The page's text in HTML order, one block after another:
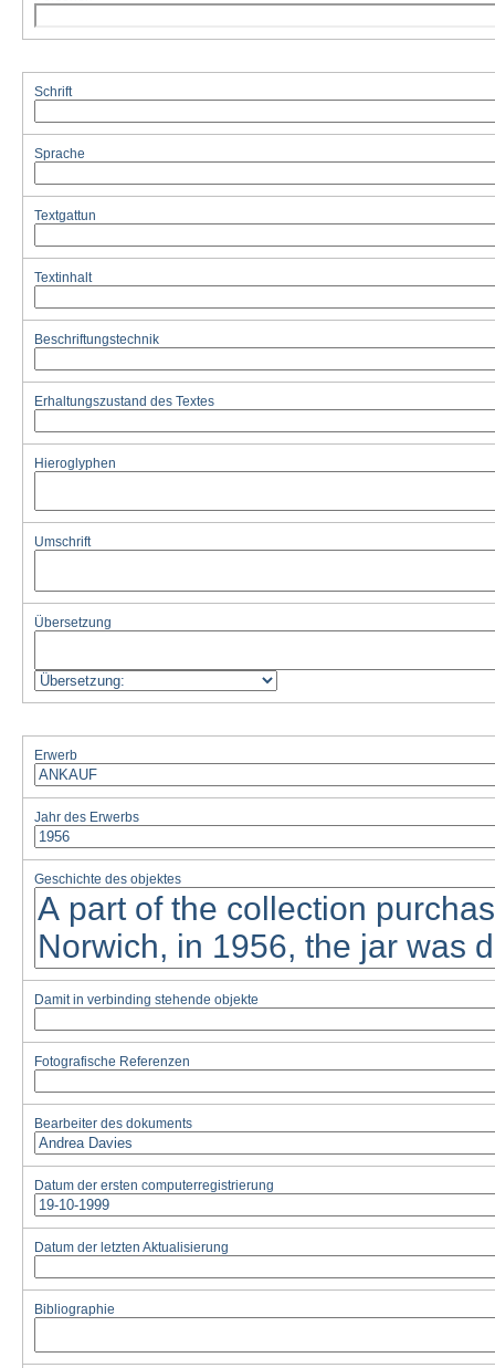
Schrift
Sprache
Textgattun
Textinhalt
Beschriftungstechnik
Erhaltungszustand des Textes
Hieroglyphen
Umschrift
Übersetzung
Erwerb
Jahr des Erwerbs
Geschichte des objektes
Damit in verbinding stehende objekte
Fotografische Referenzen
Bearbeiter des dokuments
Datum der ersten computerregistrierung
Datum der letzten Aktualisierung
Bibliographie